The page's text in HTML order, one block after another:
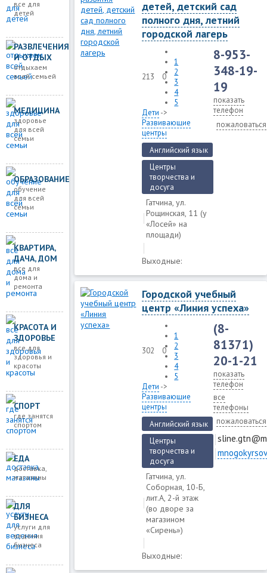
все для
детей
РАЗВЛЕЧЕНИЯ
И ОТДЫХ
отдыхаем
всей семьей
МЕДИЦИНА
здоровье
для всей
семьи
ОБРАЗОВАНИЕ
обучение
для всей
семьи
КВАРТИРА,
ДАЧА, ДОМ
все для
дома и
ремонта
КРАСОТА И
ЗДОРОВЬЕ
все для
здоровья и
красоты
СПОРТ
где занятся
спортом
ЕДА
доставка,
магазины
ДЛЯ
БИЗНЕСА
услуги для
ведения
бизнеса
детей, детский сад
полного дня, летний
городской лагерь
213 0
1
2
3
4
5
Дети ->
Развивающие
центры
Английский язык
Центры
творчества и
досуга
Гатчина, ул.
Рощинская, 11 (у
«Лосей» на
площади)
Выходные:
8-953-
348-19-
19
показать
телефон
пожаловаться
Городской учебный
центр «Линия успеха»
302 0
1
2
3
4
5
Дети ->
Развивающие
центры
Английский язык
Центры
творчества и
досуга
Гатчина, ул.
Соборная, 10-Б,
лит.А, 2-й этаж
(во дворе за
мaгазином
«Cирень»)
Выходные:
(8-
81371)
20-1-21
показать
телефон
все
телефоны
пожаловаться